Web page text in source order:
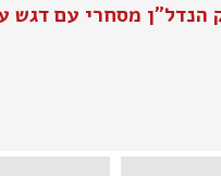
הנדל"ן מסחרי עם